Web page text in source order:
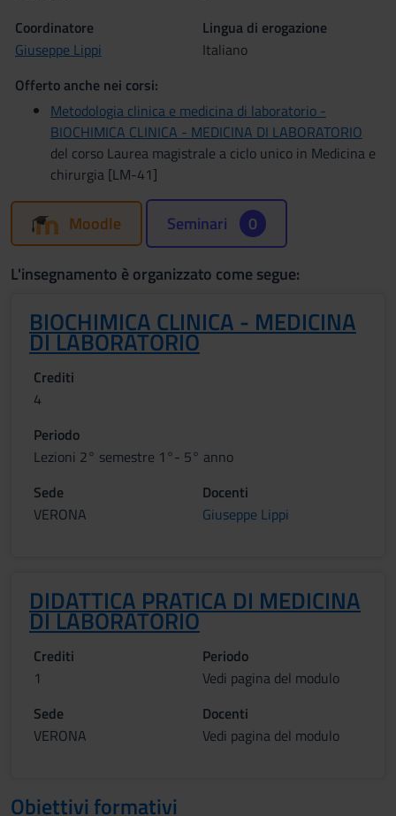
Coordinatore
Giuseppe Lippi
Lingua di erogazione
Italiano
Offerto anche nei corsi:
Metodologia clinica e medicina di laboratorio -
BIOCHIMICA CLINICA - MEDICINA DI LABORATORIO
del corso Laurea magistrale a ciclo unico in Medicina e
chirurgia [LM-41]
Moodle Seminari 0
L'insegnamento è organizzato come segue:
BIOCHIMICA CLINICA - MEDICINA
DI LABORATORIO
Crediti
4
Periodo
Lezioni 2° semestre 1°- 5° anno
Sede
VERONA
Docenti
Giuseppe Lippi
DIDATTICA PRATICA DI MEDICINA
DI LABORATORIO
Crediti
1
Periodo
Vedi pagina del modulo
Sede
VERONA
Docenti
Vedi pagina del modulo
Obiettivi formativi